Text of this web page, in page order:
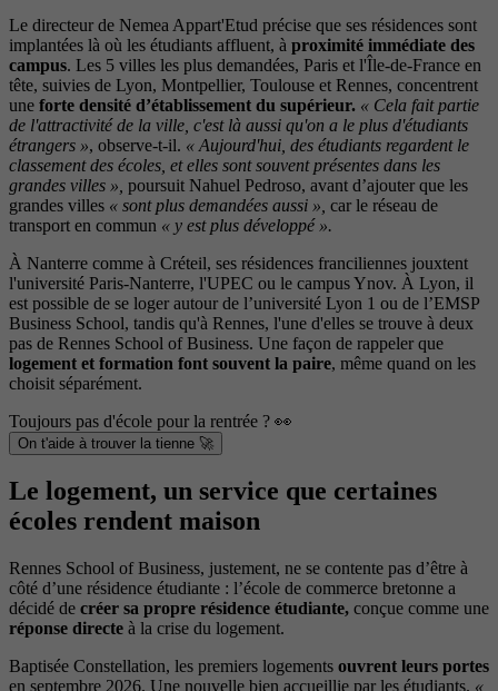
Le directeur de Nemea Appart'Etud précise que ses résidences sont
implantées là où les étudiants affluent, à proximité immédiate des
campus. Les 5 villes les plus demandées, Paris et l'Île-de-France en
tête, suivies de Lyon, Montpellier, Toulouse et Rennes, concentrent
une forte densité d’établissement du supérieur. « Cela fait partie
de l'attractivité de la ville, c'est là aussi qu'on a le plus d'étudiants
étrangers », observe-t-il. « Aujourd'hui, des étudiants regardent le
classement des écoles, et elles sont souvent présentes dans les
grandes villes », poursuit Nahuel Pedroso, avant d’ajouter que les
grandes villes « sont plus demandées aussi », car le réseau de
transport en commun « y est plus développé ».
À Nanterre comme à Créteil, ses résidences franciliennes jouxtent
l'université Paris-Nanterre, l'UPEC ou le campus Ynov. À Lyon, il
est possible de se loger autour de l’université Lyon 1 ou de l’EMSP
Business School, tandis qu'à Rennes, l'une d'elles se trouve à deux
pas de Rennes School of Business. Une façon de rappeler que
logement et formation font souvent la paire, même quand on les
choisit séparément.
Toujours pas d'école pour la rentrée ? 👀
On t'aide à trouver la tienne 🚀
Le logement, un service que certaines
écoles rendent maison
Rennes School of Business, justement, ne se contente pas d’être à
côté d’une résidence étudiante : l’école de commerce bretonne a
décidé de créer sa propre résidence étudiante, conçue comme une
réponse directe à la crise du logement.
Baptisée Constellation, les premiers logements ouvrent leurs portes
en septembre 2026. Une nouvelle bien accueillie par les étudiants. «